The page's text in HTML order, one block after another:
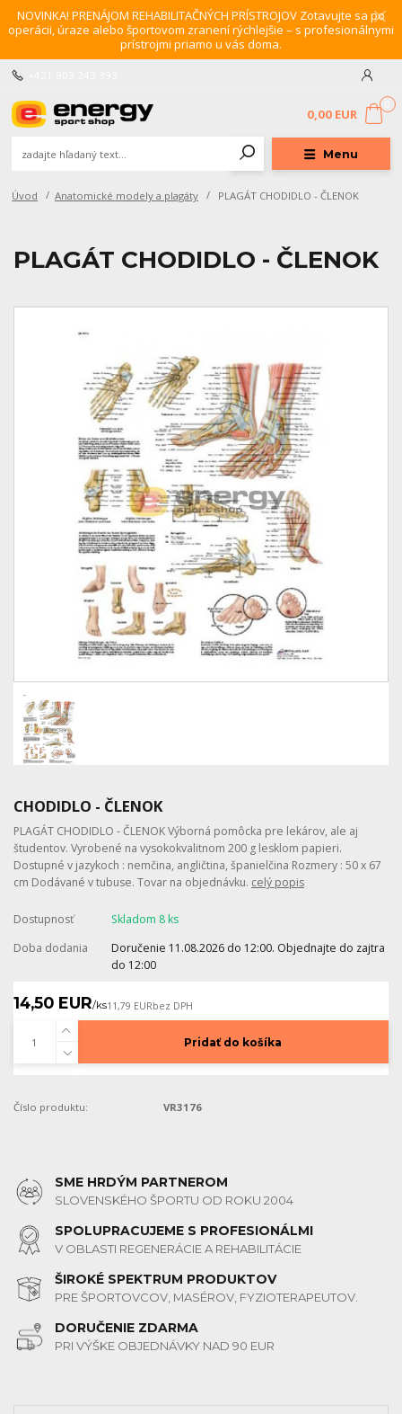
NOVINKA! PRENÁJOM REHABILITAČNÝCH PRÍSTROJOV Zotavujte sa po
operácii, úraze alebo športovom zranení rýchlejšie – s profesionálnymi
prístrojmi priamo u vás doma.
Menu
0,00 EUR
Úvod Anatomické modely a plagáty PLAGÁT CHODIDLO - ČLENOK
PLAGÁT CHODIDLO - ČLENOK
CHODIDLO - ČLENOK
PLAGÁT CHODIDLO - ČLENOK Výborná pomôcka pre lekárov, ale aj
študentov. Vyrobené na vysokokvalitnom 200 g lesklom papieri.
Dostupné v jazykoch : nemčina, angličtina, španielčina Rozmery : 50 x 67
cm Dodávané v tubuse. Tovar na objednávku. celý popis
Dostupnosť
Skladom 8 ks
Doba dodania
Doručenie 11.08.2026 do 12:00. Objednajte do zajtra
do 12:00
14,50 EUR/ks11,79 EURbez DPH
Pridať do košíka
Číslo produktu: VR3176
SME HRDÝM PARTNEROM
SLOVENSKÉHO ŠPORTU OD ROKU 2004
SPOLUPRACUJEME S PROFESIONÁLMI
V OBLASTI REGENERÁCIE A REHABILITÁCIE
ŠIROKÉ SPEKTRUM PRODUKTOV
PRE ŠPORTOVCOV, MASÉROV, FYZIOTERAPEUTOV.
DORUČENIE ZDARMA
PRI VÝŠKE OBJEDNÁVKY NAD 90 EUR